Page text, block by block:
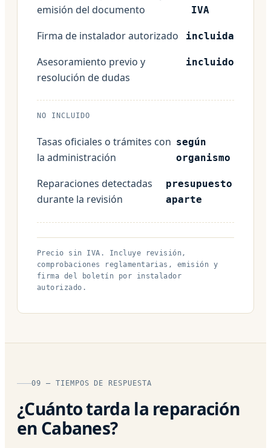
emisión del documento
IVA
Firma de instalador autorizado incluida
Asesoramiento previo y
resolución de dudas
incluido
NO INCLUIDO
Tasas oficiales o trámites con
la administración
según
organismo
Reparaciones detectadas
durante la revisión
presupuesto
aparte
Precio sin IVA. Incluye revisión,
comprobaciones reglamentarias, emisión y
firma del boletín por instalador
autorizado.
09 — TIEMPOS DE RESPUESTA
¿Cuánto tarda la reparación
en Cabanes?